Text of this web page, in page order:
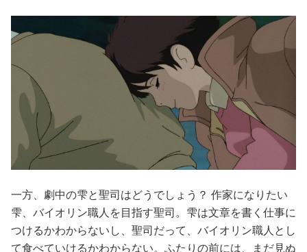
一方、劇中の雫と聖司はどうでしょう？ 作家になりたい
雫、バイオリン職人を目指す聖司。雫は文章を書く仕事に
つけるかわからないし、聖司だって、バイオリン職人とし
て食べていけるかわからない。ふたりの前には、まだ見ぬ